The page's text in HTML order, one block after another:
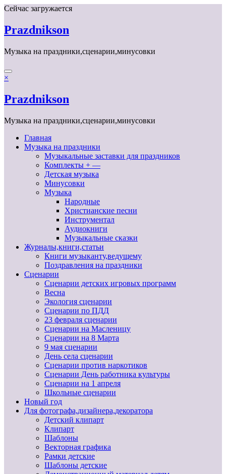
Перейти
содержимому
Сейчас загружается
Prazdnikson
Музыка на праздники,сценарии,минусовки
×
Prazdnikson
Музыка на праздники,сценарии,минусовки
Главная
Музыка на праздники
Музыкальные заставки для праздников
Комплекты + —
Детская музыка
Минусовки
Музыка
Народные
Христианские песни
Инструментал
Аудиокниги
Музыкальные сказки
Журналы,книги,статьи
Книги музыканту,ведущему
Поздравления на праздники
Сценарии
Сценарии детских игровых программ
Весна
Экология сценарии
Сценарии по ПДД
23 февраля сценарии
Сценарии на Масленицу
Сценарии на 8 Марта
9 мая сценарии
День села сценарии
Сценарии против наркотиков
Сценарии День работника культуры
Сценарии на 1 апреля
Школьные сценарии
Новый год
Для фотографа,дизайнера,декоратора
Детский клипарт
Клипарт
Шаблоны
Векторная графика
Рамки детские
Шаблоны детские